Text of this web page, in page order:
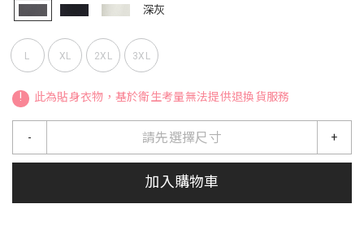
深灰
L XL 2XL 3XL
! 此為貼身衣物，基於衛生考量無法提供退換貨服務
請先選擇尺寸
- +
加入購物車